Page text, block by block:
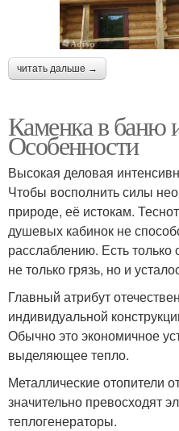
читать дальше →
Каменка в баню
Особенности
Высокая деловая
Чтобы восполнить силы
природе, её истокам.
душевых кабинок не
расслаблению. Есть
не только грязь, но и
Главный атрибут
индивидуальной
Обычно это экономичное
выделяющее тепло.
Металлические отопители
значительно превосходят
теплогенераторы.